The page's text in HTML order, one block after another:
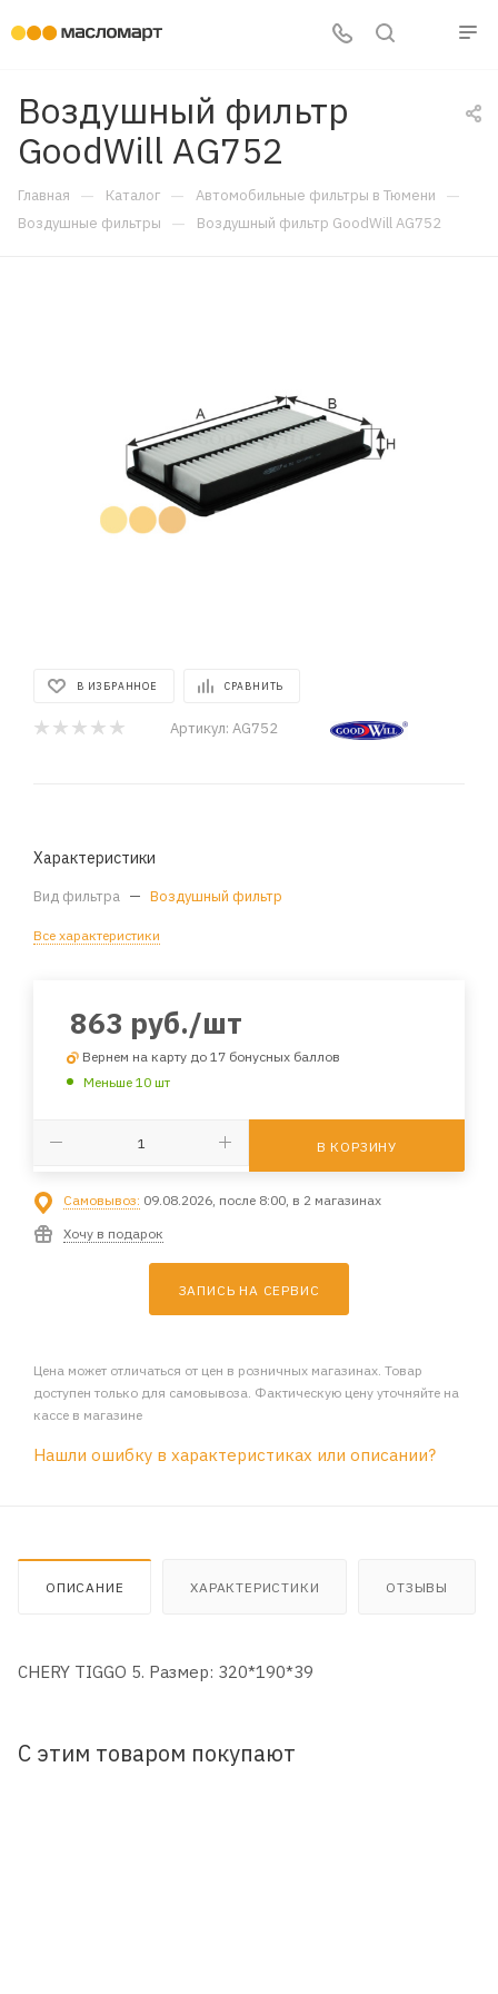
Воздушный фильтр
GoodWill AG752
Главная — Каталог — Автомобильные фильтры в Тюмени —
Воздушные фильтры — Воздушный фильтр GoodWill AG752
В ИЗБРАННОЕ СРАВНИТЬ
Артикул: AG752
Характеристики
Вид фильтра — Воздушный фильтр
Все характеристики
863 руб./шт
Вернем на карту до 17 бонусных баллов
Меньше 10 шт
В КОРЗИНУ
Самовывоз: 09.08.2026, после 8:00, в 2 магазинах
Хочу в подарок
ЗАПИСЬ НА СЕРВИС
Цена может отличаться от цен в розничных магазинах. Товар
доступен только для самовывоза. Фактическую цену уточняйте на
кассе в магазине
Нашли ошибку в характеристиках или описании?
ОПИСАНИЕ ХАРАКТЕРИСТИКИ ОТЗЫВЫ
CHERY TIGGO 5. Размер: 320*190*39
С этим товаром покупают